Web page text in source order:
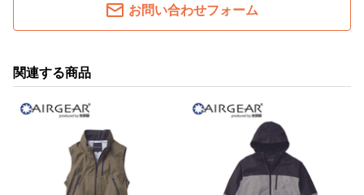
お問い合わせフォーム
関連する商品